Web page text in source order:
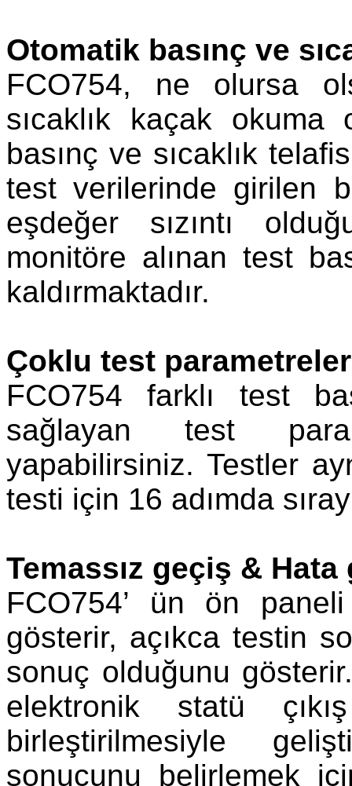
Otomatik basınç ve
FCO754, ne olursa
sıcaklık kaçak okuma
basınç ve sıcaklık
test verilerinde girilen
eşdeğer sızıntı
monitöre alınan test
kaldırmaktadır.
Çoklu test
FCO754 farklı test
sağlayan test
yapabilirsiniz. Testler
testi için 16 adımda
Temassız geçiş &
FCO754’ ün ön
gösterir, açıkca testin
sonuç olduğunu
elektronik statü
birleştirilmesiyle
sonucunu belirlemek